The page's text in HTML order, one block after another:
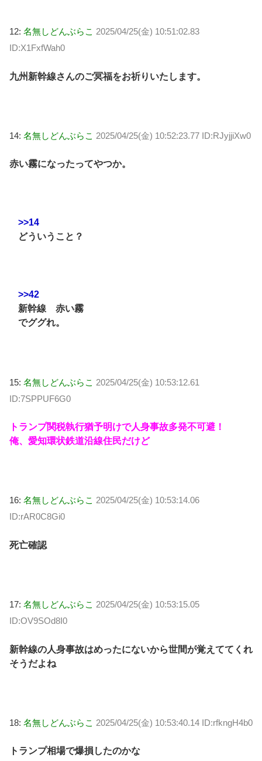
12: 名無しどんぶらこ 2025/04/25(金) 10:51:02.83
ID:X1FxfWah0
九州新幹線さんのご冥福をお祈りいたします。
14: 名無しどんぶらこ 2025/04/25(金) 10:52:23.77 ID:RJyjjiXw0
赤い霧になったってやつか。
>>14
どういうこと？
>>42
新幹線 赤い霧
でググれ。
15: 名無しどんぶらこ 2025/04/25(金) 10:53:12.61
ID:7SPPUF6G0
トランプ関税執行猶予明けで人身事故多発不可避！
俺、愛知環状鉄道沿線住民だけど
16: 名無しどんぶらこ 2025/04/25(金) 10:53:14.06
ID:rAR0C8Gi0
死亡確認
17: 名無しどんぶらこ 2025/04/25(金) 10:53:15.05
ID:OV9SOd8I0
新幹線の人身事故はめったにないから世間が覚えててくれ
そうだよね
18: 名無しどんぶらこ 2025/04/25(金) 10:53:40.14 ID:rfkngH4b0
トランプ相場で爆損したのかな